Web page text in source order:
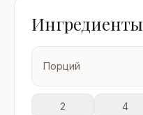
Ингредиенты
Порций
2 4